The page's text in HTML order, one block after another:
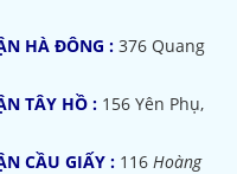
HÀ ĐÔNG : 376 Quang
TÂY HỒ : 156 Yên Phụ,
CẦU GIẤY : 116 Hoàng